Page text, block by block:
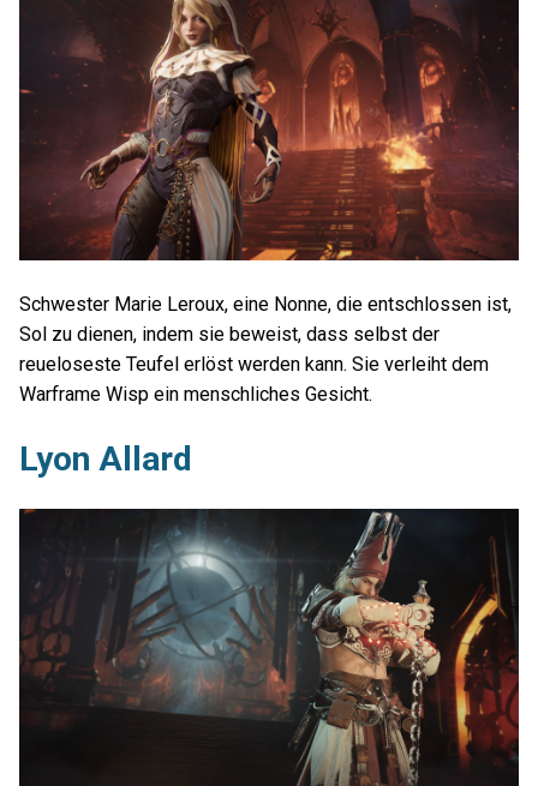
Schwester Marie Leroux, eine Nonne, die entschlossen ist,
Sol zu dienen, indem sie beweist, dass selbst der
reueloseste Teufel erlöst werden kann. Sie verleiht dem
Warframe Wisp ein menschliches Gesicht.
Lyon Allard